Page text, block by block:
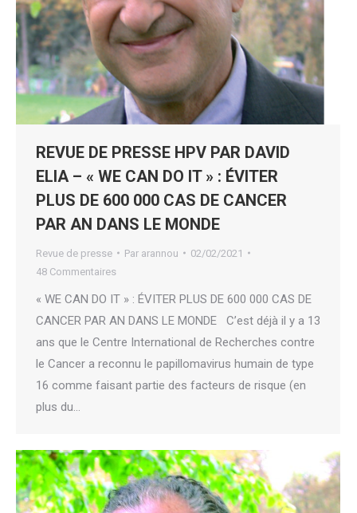
REVUE DE PRESSE HPV PAR DAVID
ELIA – « WE CAN DO IT » : ÉVITER
PLUS DE 600 000 CAS DE CANCER
PAR AN DANS LE MONDE
Revue de presse Par arannou
02/02/2021
48 Commentaires
« WE CAN DO IT » : ÉVITER PLUS DE 600 000 CAS DE
CANCER PAR AN DANS LE MONDE C’est déjà il y a 13
ans que le Centre International de Recherches contre
le Cancer a reconnu le papillomavirus humain de type
16 comme faisant partie des facteurs de risque (en
plus du…